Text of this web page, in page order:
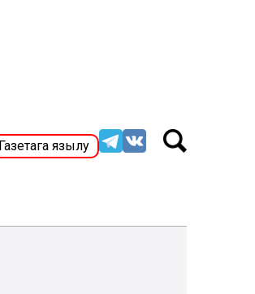
Газетага язылу